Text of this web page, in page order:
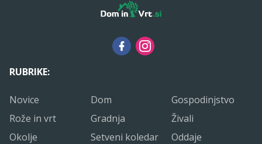
RUBRIKE:
Novice Dom
Gospodinjstvo
Rože in vrt
Gradnja
Živali
Okolje
Setveni koledar Oddaje